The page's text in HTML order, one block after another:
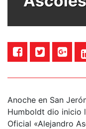
Anoche en San
Humboldt dio inicio
Oficial «Alejandro